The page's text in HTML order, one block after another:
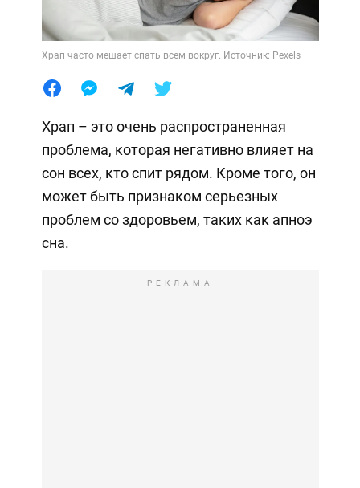
Храп часто мешает спать всем вокруг. Источник: Pexels
Храп – это очень распространенная
проблема, которая негативно влияет на
сон всех, кто спит рядом. Кроме того, он
может быть признаком серьезных
проблем со здоровьем, таких как апноэ
сна.
РЕКЛАМА